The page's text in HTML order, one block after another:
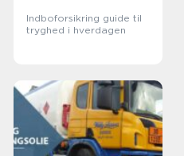
Indboforsikring guide til
tryghed i hverdagen